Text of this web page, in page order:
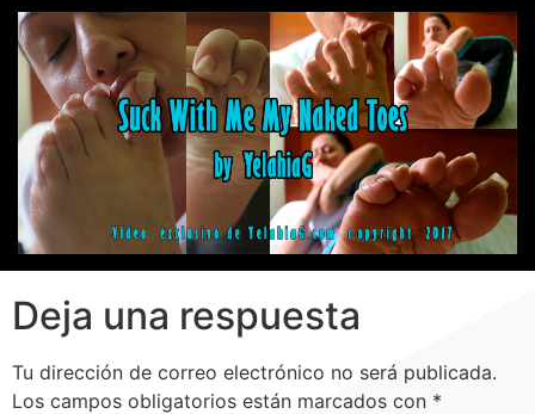
Deja una respuesta
Tu dirección de correo electrónico no será publicada.
Los campos obligatorios están marcados con *